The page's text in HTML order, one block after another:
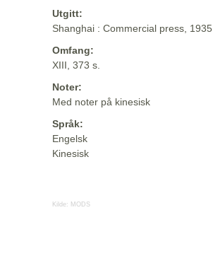
Utgitt:
Shanghai : Commercial press, 1935
Omfang:
XIII, 373 s.
Noter:
Med noter på kinesisk
Språk:
Engelsk
Kinesisk
Kilde: MODS